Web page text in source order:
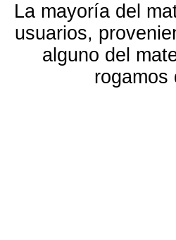
La mayoría del
usuarios,
alguno del